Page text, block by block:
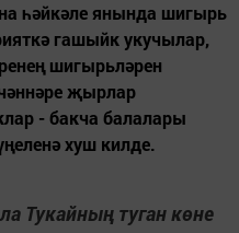
һәйкәле янында шигырь
гашыйк укучылар,
шигырьләрен
җырлар
- бакча балалары
хуш килде.
Тукайның туган көне